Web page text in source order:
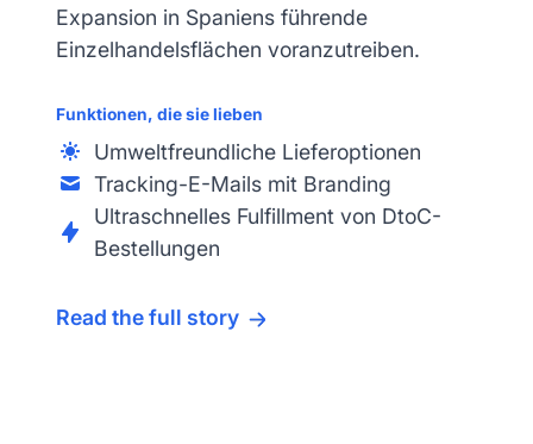
Expansion in Spaniens führende
Einzelhandelsflächen voranzutreiben.
Funktionen, die sie lieben
Umweltfreundliche Lieferoptionen
Tracking-E-Mails mit Branding
Ultraschnelles Fulfillment von DtoC-
Bestellungen
Read the full story